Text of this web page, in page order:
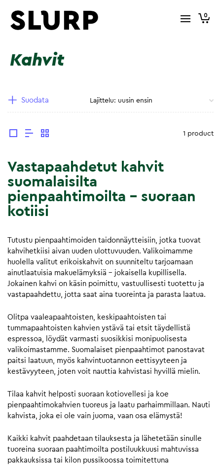
0
Kahvit
Suodata
1 product
Vastapaahdetut kahvit
suomalaisilta
pienpaahtimoilta – suoraan
kotiisi
Tutustu pienpaahtimoiden taidonnäytteisiin, jotka tuovat
kahvihetkiisi aivan uuden ulottuvuuden. Valikoimamme
huolella valitut erikoiskahvit on suunniteltu tarjoamaan
ainutlaatuisia makuelämyksiä – jokaisella kupillisella.
Jokainen kahvi on käsin poimittu, vastuullisesti tuotettu ja
vastapaahdettu, jotta saat aina tuoreinta ja parasta laatua.
Olitpa vaaleapaahtoisten, keskipaahtoisten tai
tummapaahtoisten kahvien ystävä tai etsit täydellistä
espressoa, löydät varmasti suosikkisi monipuolisesta
valikoimastamme. Suomalaiset pienpaahtimot panostavat
paitsi laatuun, myös kahvintuotannon eettisyyteen ja
kestävyyteen, joten voit nauttia kahvistasi hyvillä mielin.
Tilaa kahvit helposti suoraan kotiovellesi ja koe
pienpaahtimokahvien tuoreus ja laatu parhaimmillaan. Nauti
kahvista, joka ei ole vain juoma, vaan osa elämystä!
Kaikki kahvit paahdetaan tilauksesta ja lähetetään sinulle
tuoreina suoraan paahtimoilta postiluukkuusi mahtuvissa
pakkauksissa tai kilon pussikoossa toimitettuna